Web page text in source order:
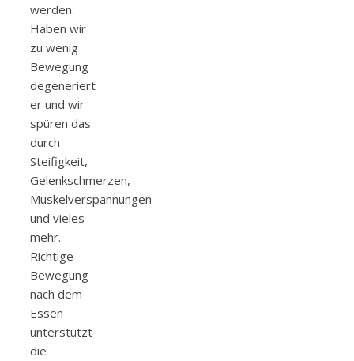
werden.
Haben wir
zu wenig
Bewegung
degeneriert
er und wir
spüren das
durch
Steifigkeit,
Gelenkschmerzen,
Muskelverspannungen
und vieles
mehr.
Richtige
Bewegung
nach dem
Essen
unterstützt
die